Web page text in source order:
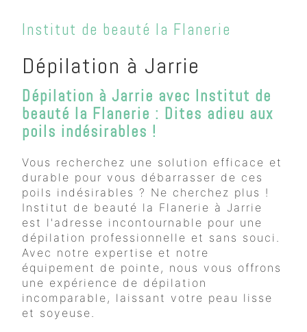
Institut de beauté la Flanerie
Dépilation à Jarrie
Dépilation à Jarrie avec Institut de
beauté la Flanerie : Dites adieu aux
poils indésirables !
Vous recherchez une solution efficace et
durable pour vous débarrasser de ces
poils indésirables ? Ne cherchez plus !
Institut de beauté la Flanerie à Jarrie
est l'adresse incontournable pour une
dépilation professionnelle et sans souci.
Avec notre expertise et notre
équipement de pointe, nous vous offrons
une expérience de dépilation
incomparable, laissant votre peau lisse
et soyeuse.